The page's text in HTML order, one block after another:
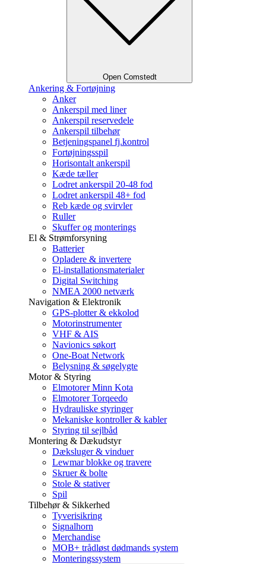
Open Comstedt
Ankering & Fortøjning
Anker
Ankerspil med liner
Ankerspil reservedele
Ankerspil tilbehør
Betjeningspanel fj.kontrol
Fortøjningsspil
Horisontalt ankerspil
Kæde tæller
Lodret ankerspil 20-48 fod
Lodret ankerspil 48+ fod
Reb kæde og svirvler
Ruller
Skuffer og monterings
El & Strømforsyning
Batterier
Opladere & invertere
El-installationsmaterialer
Digital Switching
NMEA 2000 netværk
Navigation & Elektronik
GPS-plotter & ekkolod
Motorinstrumenter
VHF & AIS
Navionics søkort
One-Boat Network
Belysning & søgelygte
Motor & Styring
Elmotorer Minn Kota
Elmotorer Torqeedo
Hydrauliske styringer
Mekaniske kontroller & kabler
Styring til sejlbåd
Montering & Dækudstyr
Dæksluger & vinduer
Lewmar blokke og travere
Skruer & bolte
Stole & stativer
Spil
Tilbehør & Sikkerhed
Tyverisikring
Signalhorn
Merchandise
MOB+ trådløst dødmands system
Monteringssystem